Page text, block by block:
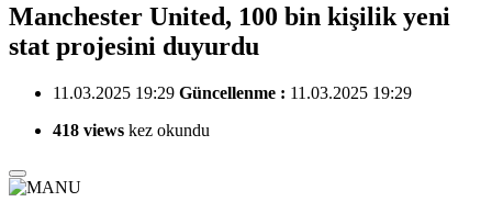
Manchester United, 100 bin kişilik yeni
stat projesini duyurdu
11.03.2025 19:29 Güncellenme : 11.03.2025 19:29
418 views kez okundu